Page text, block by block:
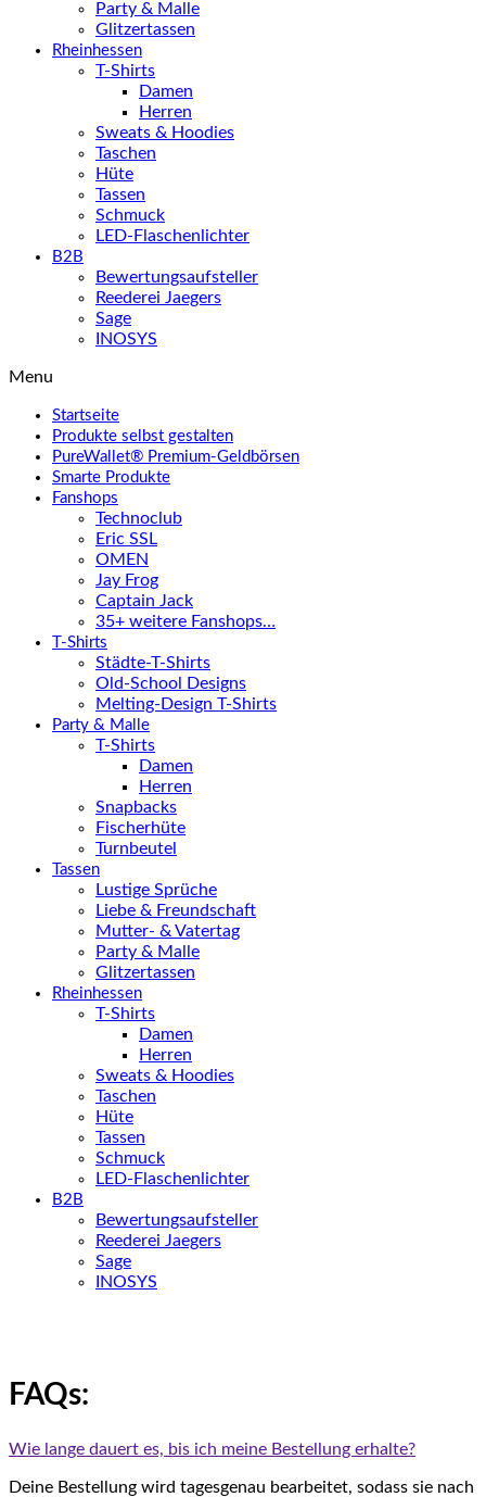
Party & Malle
Glitzertassen
Rheinhessen
T-Shirts
Damen
Herren
Sweats & Hoodies
Taschen
Hüte
Tassen
Schmuck
LED-Flaschenlichter
B2B
Bewertungsaufsteller
Reederei Jaegers
Sage
INOSYS
Menu
Startseite
Produkte selbst gestalten
PureWallet® Premium-Geldbörsen
Smarte Produkte
Fanshops
Technoclub
Eric SSL
OMEN
Jay Frog
Captain Jack
35+ weitere Fanshops…
T-Shirts
Städte-T-Shirts
Old-School Designs
Melting-Design T-Shirts
Party & Malle
T-Shirts
Damen
Herren
Snapbacks
Fischerhüte
Turnbeutel
Tassen
Lustige Sprüche
Liebe & Freundschaft
Mutter- & Vatertag
Party & Malle
Glitzertassen
Rheinhessen
T-Shirts
Damen
Herren
Sweats & Hoodies
Taschen
Hüte
Tassen
Schmuck
LED-Flaschenlichter
B2B
Bewertungsaufsteller
Reederei Jaegers
Sage
INOSYS
FAQs:
Wie lange dauert es, bis ich meine Bestellung erhalte?
Deine Bestellung wird tagesgenau bearbeitet, sodass sie nach